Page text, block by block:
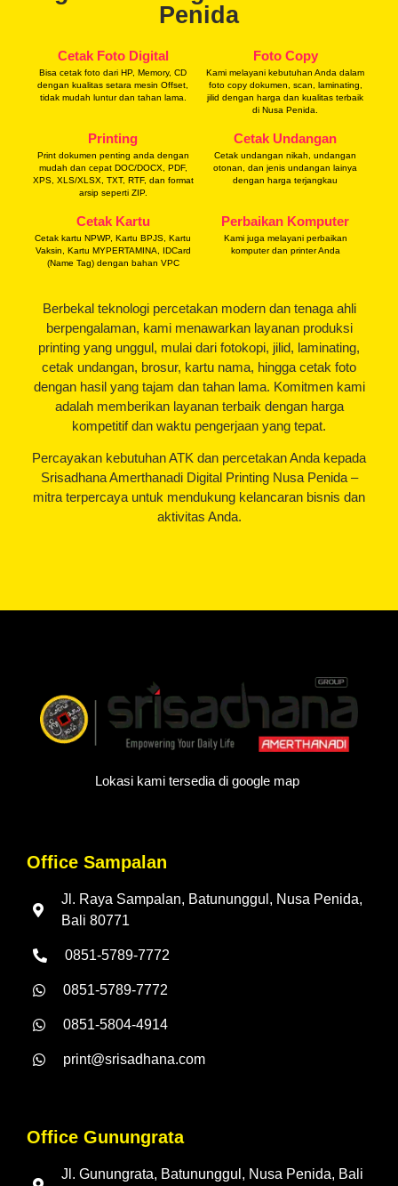
Penida
Cetak Foto Digital
Bisa cetak foto dari HP, Memory, CD
dengan kualitas setara mesin Offset,
tidak mudah luntur dan tahan lama.
Foto Copy
Kami melayani kebutuhan Anda dalam
foto copy dokumen, scan, laminating,
jilid dengan harga dan kualitas terbaik
di Nusa Penida.
Printing
Print dokumen penting anda dengan
mudah dan cepat DOC/DOCX, PDF,
XPS, XLS/XLSX, TXT, RTF, dan format
arsip seperti ZIP.
Cetak Undangan
Cetak undangan nikah, undangan
otonan, dan jenis undangan lainya
dengan harga terjangkau
Cetak Kartu
Cetak kartu NPWP, Kartu BPJS, Kartu
Vaksin, Kartu MYPERTAMINA, IDCard
(Name Tag) dengan bahan VPC
Perbaikan Komputer
Kami juga melayani perbaikan
komputer dan printer Anda
Berbekal teknologi percetakan modern dan tenaga ahli
berpengalaman, kami menawarkan layanan produksi
printing yang unggul, mulai dari fotokopi, jilid, laminating,
cetak undangan, brosur, kartu nama, hingga cetak foto
dengan hasil yang tajam dan tahan lama. Komitmen kami
adalah memberikan layanan terbaik dengan harga
kompetitif dan waktu pengerjaan yang tepat.
Percayakan kebutuhan ATK dan percetakan Anda kepada
Srisadhana Amerthanadi Digital Printing Nusa Penida –
mitra terpercaya untuk mendukung kelancaran bisnis dan
aktivitas Anda.
Lokasi kami tersedia di google map
Office Sampalan
Jl. Raya Sampalan, Batununggul, Nusa Penida,
Bali 80771
0851-5789-7772
0851-5789-7772
0851-5804-4914
print@srisadhana.com
Office Gunungrata
Jl. Gunungrata, Batununggul, Nusa Penida, Bali